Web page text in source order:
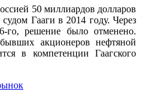
50 миллиардов долларов
Гааги в 2014 году. Через
го, решение было отменено.
акционеров нефтяной
в компетенции Гаагского